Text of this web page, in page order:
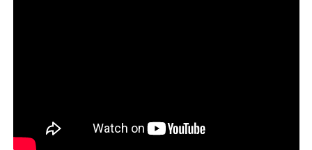
También lee: